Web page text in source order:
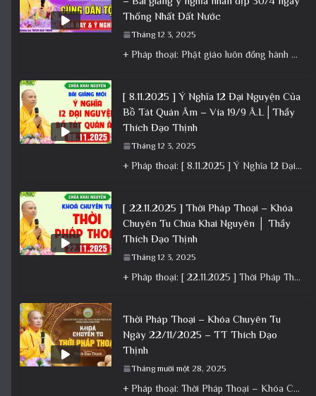
Thống Nhất Đất Nước
Tháng 12 3, 2025
+ Pháp thoại: Phật giáo luôn đồng hành cùng Dân tộc – Bài giảng ý nghĩa nhân dịp 30/4 ngày
[ 8.11.2025 ] Ý Nghĩa 12 Đại Nguyện Của
Bồ Tát Quán Âm – Vía 19/9 Â.L│Thầy
Thích Đạo Thịnh
Tháng 12 3, 2025
+ Pháp thoại: [ 8.11.2025 ] Ý Nghĩa 12 Đại Nguyện Của Bồ Tát Quán Âm – Vía 19/9 Â.L│Thầy
[ 22.11.2025 ] Thời Pháp Thoại – Khóa
Chuyên Tu Chùa Khai Nguyên │ Thầy
Thích Đạo Thịnh
Tháng 12 3, 2025
+ Pháp thoại: [ 22.11.2025 ] Thời Pháp Thoại – Khóa Chuyên Tu Chùa Khai Nguyên │ Thầy Thích Đạo
Thời Pháp Thoại – Khóa Chuyên Tu
Ngày 22/11/2025 – TT Thích Đạo
Thịnh
Tháng mười một 28, 2025
+ Pháp thoại: Thời Pháp Thoại – Khóa Chuyên Tu Ngày 22/11/2025 – TT Thích Đạo Thịnh + Album: Pháp